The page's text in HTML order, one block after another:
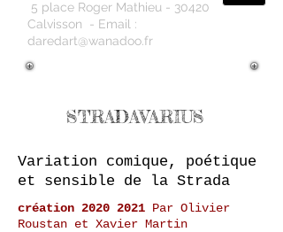
5 place Roger Mathieu - 30420
Calvisson - Email :
daredart@wanadoo.fr
STRADAVARIUS
Variation comique, poétique
et sensible de la Strada
création 2020 2021 Par Olivier
Roustan et Xavier Martin